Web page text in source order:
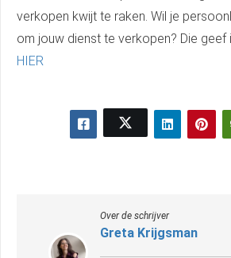
verkopen kwijt te raken. Wil je
om jouw dienst te verkopen? Die geef
HIER
Over de schrijver
Greta Krijgsman